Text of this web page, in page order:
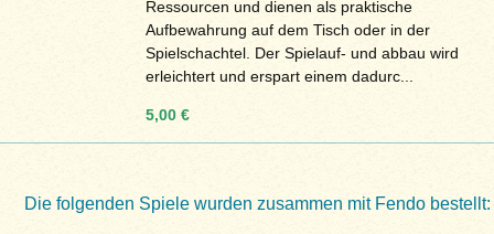
Ressourcen und dienen als praktische
Aufbewahrung auf dem Tisch oder in der
Spielschachtel. Der Spielauf- und abbau wird
erleichtert und erspart einem dadurc...
5,00 €
Die folgenden Spiele wurden zusammen mit Fendo bestellt: